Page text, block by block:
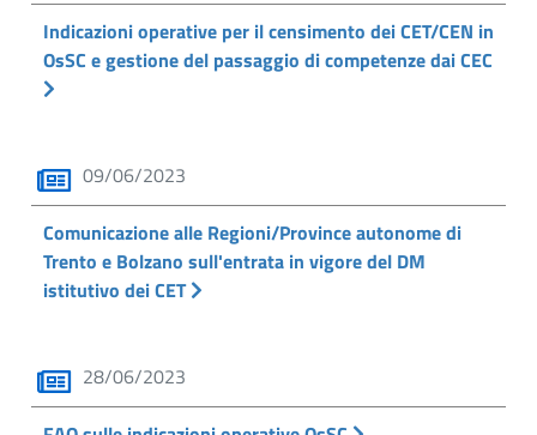
Indicazioni operative per il censimento dei CET/CEN in
OsSC e gestione del passaggio di competenze dai CEC
09/06/2023
Comunicazione alle Regioni/Province autonome di
Trento e Bolzano sull'entrata in vigore del DM
istitutivo dei CET
28/06/2023